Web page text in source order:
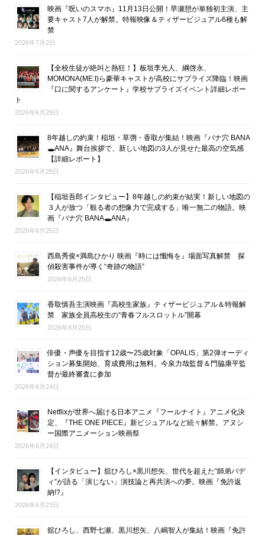
映画『呪いのスマホ』11月13日公開！早瀬憩が単独初主演、主
要キャスト7人が解禁。特報映像＆ティザービジュアル6種も解
禁
2026年7月2日
【全校生徒が絶叫と熱狂！】板垣李光人、綱啓永、
MOMONA(ME:I)ら豪華キャストが高校にサプライズ降臨！映画
『口に関するアンケート』学校サプライズイベント詳細レポー
ト
2026年6月29日
8年越しの約束！稲垣・草彅・香取が集結！映画『バナ穴 BANA
🕳ANA』舞台挨拶で、新しい地図の3人が見せた最高の空気感
【詳細レポート】
2026年6月28日
【稲垣吾郎インタビュー】8年越しの約束が結実！新しい地図の
３人が放つ「観る者の想像力で完成する」唯一無二の物語。映
画『バナ穴 BANA🕳ANA』
2026年6月25日
西島秀俊×満島ひかり 映画『時には懺悔を』場面写真解禁 探
偵殺害事件が導く“奇跡の物語”
2026年6月25日
香取慎吾主演映画『高校生家族』ティザービジュアル＆特報解
禁 家族全員高校生の“青春フルスロットル”開幕
2026年6月25日
俳優・声優を目指す12歳〜25歳対象「OPALIS」第2弾オーディ
ション募集開始、育成費用は無料。今泉力哉監督＆門脇康平監
督が最終審査に参加
2026年6月24日
Netflixが世界へ届ける日本アニメ『フールナイト』アニメ化決
定、『THE ONE PIECE』新ビジュアルなど続々解禁。アヌシ
ー国際アニメーション映画祭
2026年6月24日
【インタビュー】舘ひろし×黒川想矢、世代を超えた“師弟バデ
ィ”が語る「演じない」演技論と再共演への夢。映画『免許返
納!?』
2026年6月23日
舘ひろし、西野七瀬、黒川想矢、八嶋智人が集結！映画『免許